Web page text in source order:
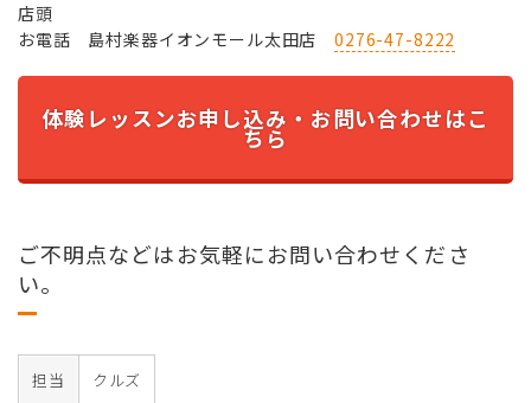
店頭
お電話 島村楽器イオンモール太田店0276-47-8222
体験レッスンお申し込み・お問い合わせはこ
ちら
ご不明点などはお気軽にお問い合わせくださ
い。
担当 クルズ